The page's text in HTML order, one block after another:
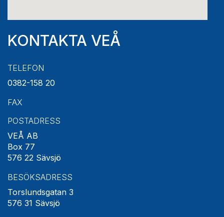
KONTAKTA VEÅ
TELEFON
0382-158 20
FAX
POSTADRESS
VEÅ AB
Box 77
576 22 Sävsjö
BESÖKSADRESS
Torslundsgatan 3
576 31 Sävsjö